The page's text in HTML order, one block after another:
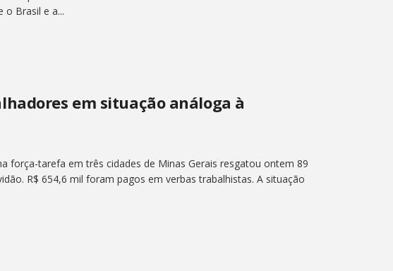
Brasil e a...
em situação análoga à
força-tarefa em três cidades de Minas Gerais resgatou ontem 89
R$ 654,6 mil foram pagos em verbas trabalhistas. A situação